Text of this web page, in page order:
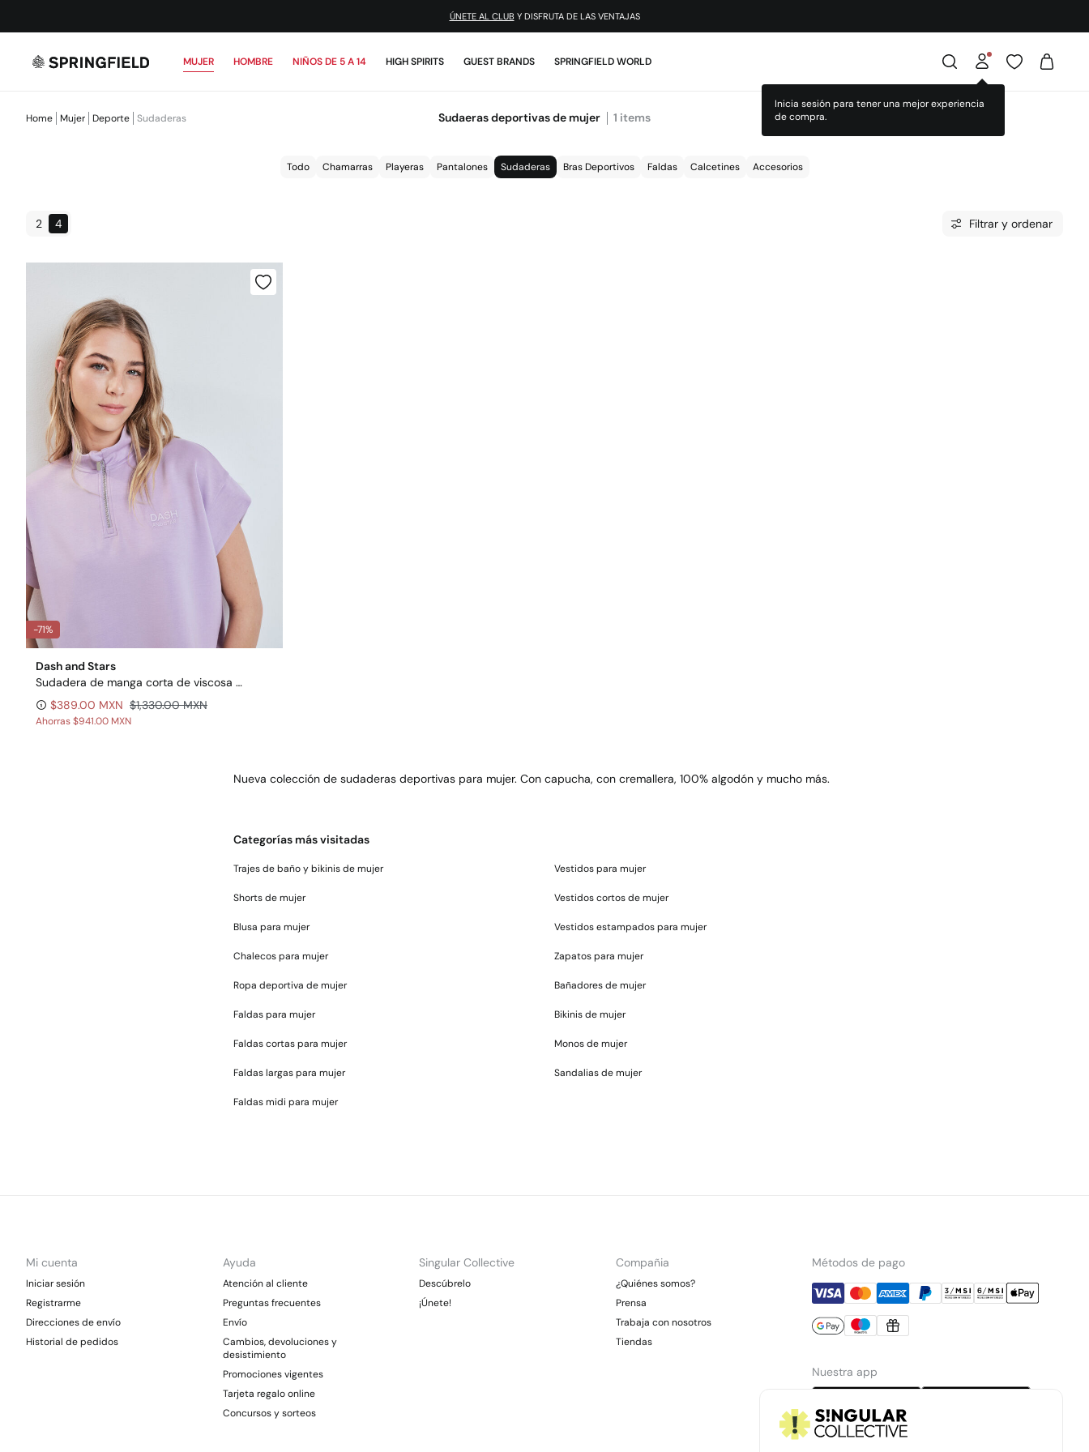
ÚNETE AL CLUB Y DISFRUTA DE LAS VENTAJAS
MUJER HOMBRE NIÑOS DE 5 A 14 HIGH SPIRITS GUEST BRANDS SPRINGFIELD WORLD
Inicia sesión para tener una mejor experiencia
de compra.
Home Mujer Deporte Sudaderas Sudaeras deportivas de mujer 1 items
Todo Chamarras Playeras Pantalones Sudaderas Bras Deportivos Faldas Calcetines Accesorios
2 4 Filtrar y ordenar
-71%
Dash and Stars
Sudadera de manga corta de viscosa suave rosa
$389.00 MXN $1,330.00 MXN
Ahorras$941.00 MXN
Nueva colección de sudaderas deportivas para mujer. Con capucha, con cremallera, 100% algodón y mucho más.
Categorías más visitadas
Trajes de baño y bikinis de mujer
Shorts de mujer
Blusa para mujer
Chalecos para mujer
Ropa deportiva de mujer
Faldas para mujer
Faldas cortas para mujer
Faldas largas para mujer
Faldas midi para mujer
Vestidos para mujer
Vestidos cortos de mujer
Vestidos estampados para mujer
Zapatos para mujer
Bañadores de mujer
Bikinis de mujer
Monos de mujer
Sandalias de mujer
Mi cuenta
Iniciar sesión
Registrarme
Direcciones de envío
Historial de pedidos
Ayuda
Atención al cliente
Preguntas frecuentes
Envío
Cambios, devoluciones y
desistimiento
Promociones vigentes
Tarjeta regalo online
Concursos y sorteos
Singular Collective
Descúbrelo
¡Únete!
Compañia
¿Quiénes somos?
Prensa
Trabaja con nosotros
Tiendas
Métodos de pago
Nuestra app